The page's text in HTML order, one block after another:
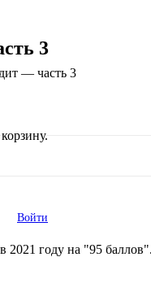
Войти
3
— часть 3
2021 году на "95